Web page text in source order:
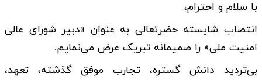
با سلام و احترام،
انتصاب شایسته حضرتعالی به عنوان «دبیر شورای عالی
امنیت ملی» را صمیمانه تبریک عرض می‌نمایم.
بی‌تردید دانش گستره، تجارب موفق گذشته، تعهد،